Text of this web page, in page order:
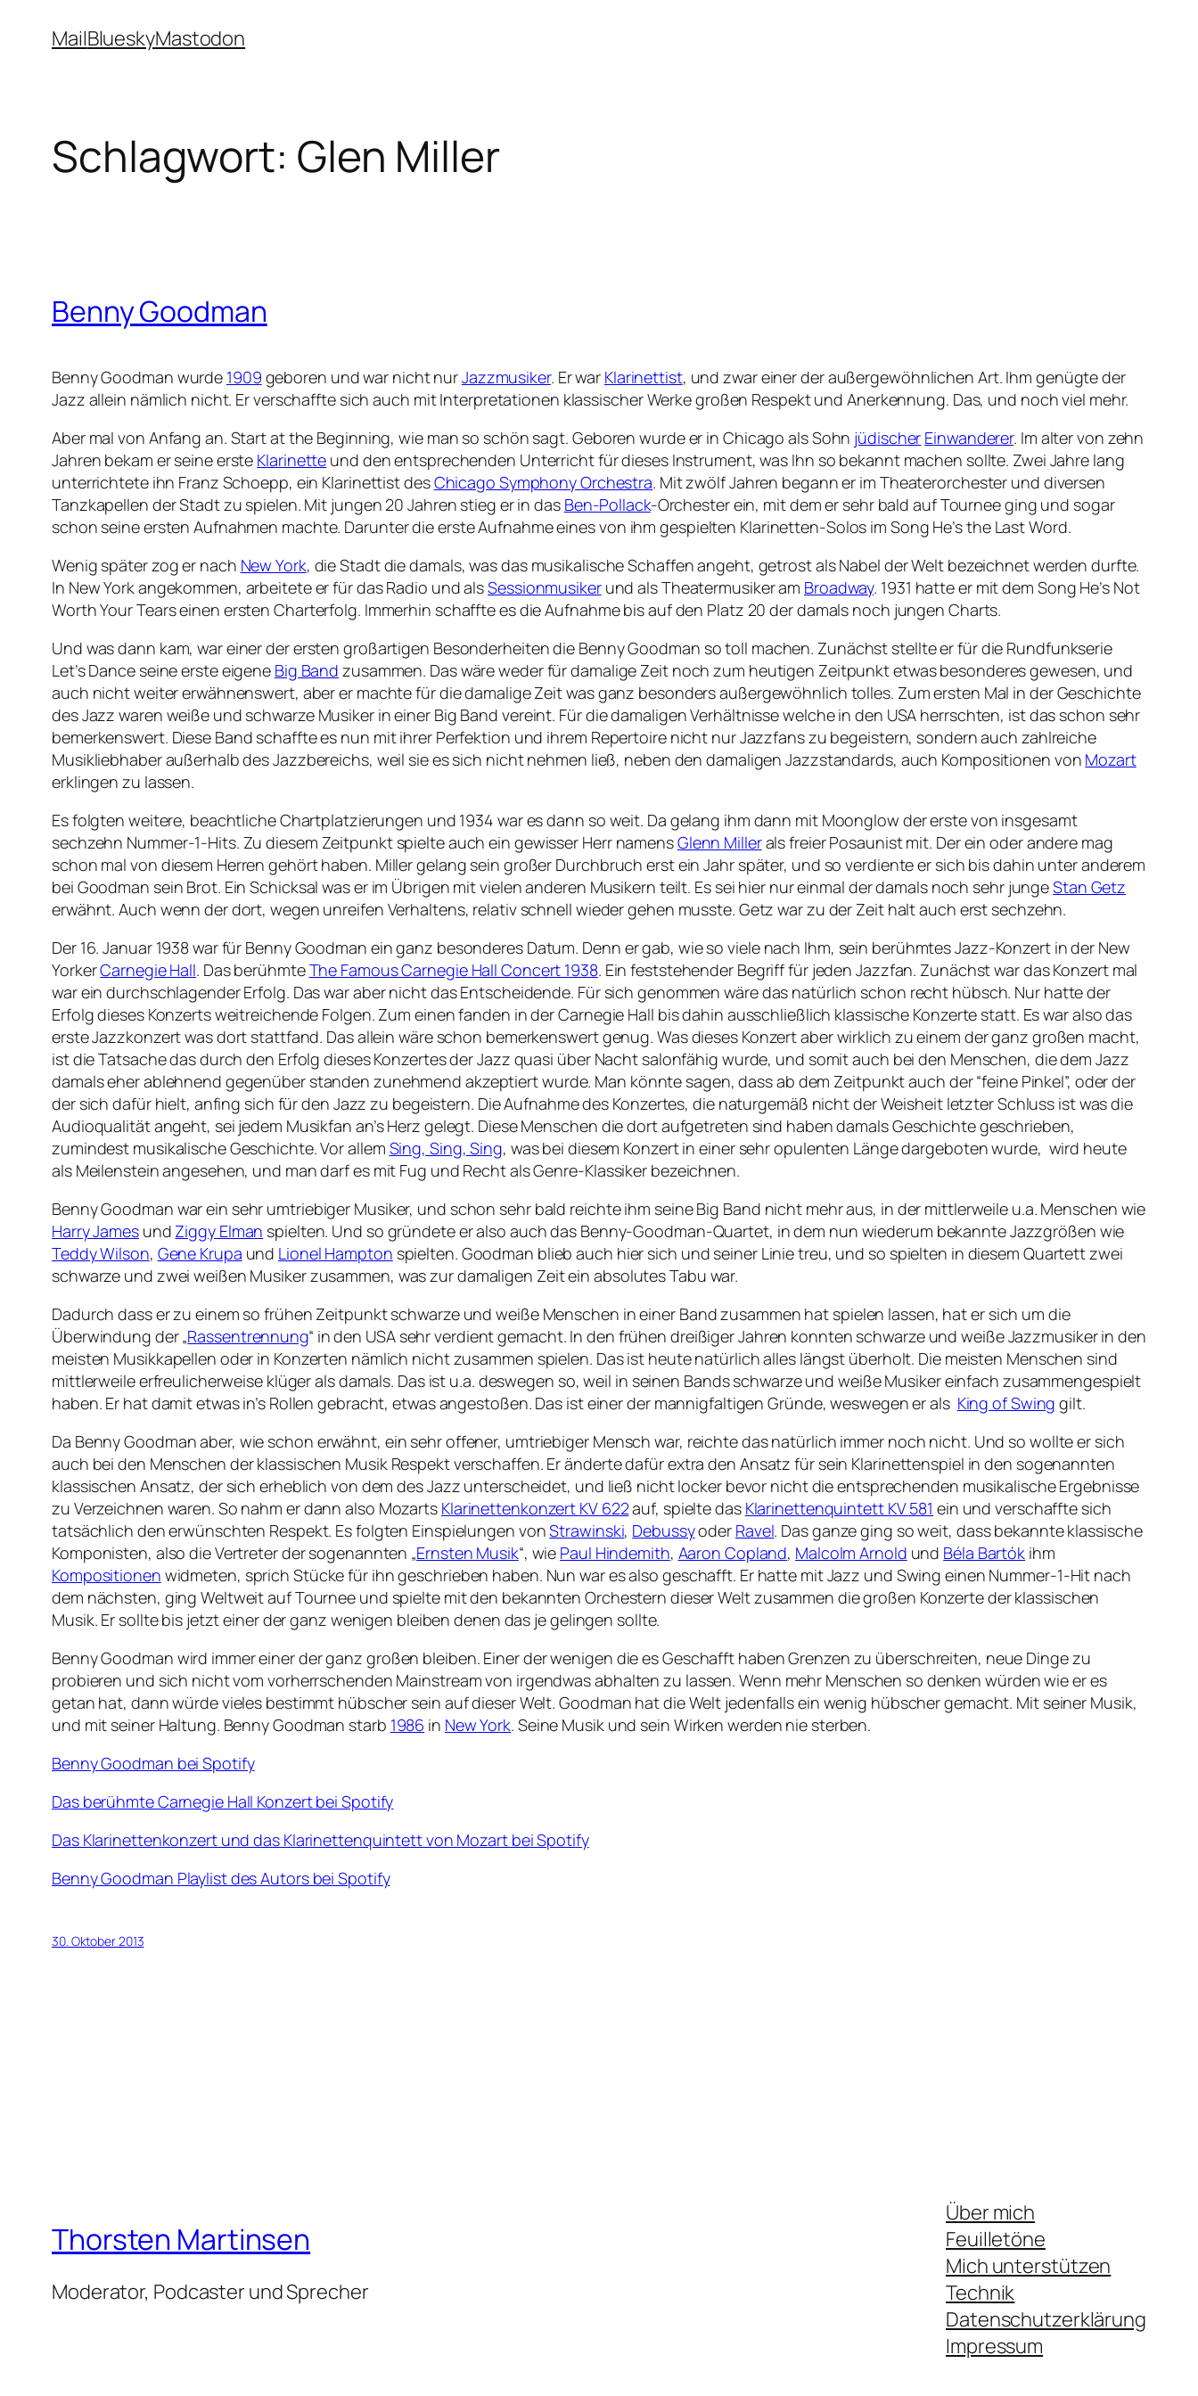
InhaltMailBlueskyMastodon
Schlagwort: Glen Miller
Benny Goodman
Benny Goodman wurde 1909 geboren und war nicht nurJazzmusiker. Er war Klarinettist, und zwar einer der außergewöhnlichen Art. Ihm genügte der
Jazz allein nämlich nicht. Er verschaffte sich auch mit Interpretationen klassischer Werke großen Respekt und Anerkennung. Das, und noch viel mehr.
Aber mal von Anfang an. Start at the Beginning, wie man so schön sagt. Geboren wurde er in Chicago als Sohn jüdischer Einwanderer. Im alter von zehn
Jahren bekam er seine erste Klarinette und den entsprechenden Unterricht für dieses Instrument, was Ihn so bekannt machen sollte. Zwei Jahre lang
unterrichtete ihn Franz Schoepp, ein Klarinettist desChicago Symphony Orchestra. Mit zwölf Jahren begann er im Theaterorchester und diversen
Tanzkapellen der Stadt zu spielen. Mit jungen 20 Jahren stieg er in das Ben-Pollack-Orchester ein, mit dem er sehr bald auf Tournee ging und sogar
schon seine ersten Aufnahmen machte. Darunter die erste Aufnahme eines von ihm gespielten Klarinetten-Solos im Song He’s the Last Word.
Wenig später zog er nach New York, die Stadt die damals, was das musikalische Schaffen angeht, getrost als Nabel der Welt bezeichnet werden durfte.
In New York angekommen, arbeitete er für das Radio und alsSessionmusikerund als Theatermusiker am Broadway. 1931 hatte er mit dem Song He’s Not
Worth Your Tearseinen ersten Charterfolg. Immerhin schaffte es die Aufnahme bis auf den Platz 20 der damals noch jungen Charts.
Und was dann kam, war einer der ersten großartigen Besonderheiten die Benny Goodman so toll machen. Zunächst stellte er für die Rundfunkserie
Let’s Danceseine erste eigene Big Band zusammen. Das wäre weder für damalige Zeit noch zum heutigen Zeitpunkt etwas besonderes gewesen, und
auch nicht weiter erwähnenswert, aber er machte für die damalige Zeit was ganz besonders außergewöhnlich tolles. Zum ersten Mal in der Geschichte
des Jazz waren weiße und schwarze Musiker in einer Big Band vereint. Für die damaligen Verhältnisse welche in den USA herrschten, ist das schon sehr
bemerkenswert. Diese Band schaffte es nun mit ihrer Perfektion und ihrem Repertoire nicht nur Jazzfans zu begeistern, sondern auch zahlreiche
Musikliebhaber außerhalb des Jazzbereichs, weil sie es sich nicht nehmen ließ, neben den damaligen Jazzstandards, auch Kompositionen von Mozart
erklingen zu lassen.
Es folgten weitere, beachtliche Chartplatzierungen und 1934 war es dann so weit. Da gelang ihm dann mit Moonglow der erste von insgesamt
sechzehn Nummer-1-Hits. Zu diesem Zeitpunkt spielte auch ein gewisser Herr namensGlenn Millerals freier Posaunist mit. Der ein oder andere mag
schon mal von diesem Herren gehört haben. Miller gelang sein großer Durchbruch erst ein Jahr später, und so verdiente er sich bis dahin unter anderem
bei Goodman sein Brot. Ein Schicksal was er im Übrigen mit vielen anderen Musikern teilt. Es sei hier nur einmal der damals noch sehr jungeStan Getz
erwähnt. Auch wenn der dort, wegen unreifen Verhaltens, relativ schnell wieder gehen musste. Getz war zu der Zeit halt auch erst sechzehn.
Der 16. Januar 1938 war für Benny Goodman ein ganz besonderes Datum. Denn er gab, wie so viele nach Ihm, sein berühmtes Jazz-Konzert in der New
YorkerCarnegie Hall. Das berühmteThe Famous Carnegie Hall Concert 1938. Ein feststehender Begriff für jeden Jazzfan. Zunächst war das Konzert mal
war ein durchschlagender Erfolg. Das war aber nicht das Entscheidende. Für sich genommen wäre das natürlich schon recht hübsch. Nur hatte der
Erfolg dieses Konzerts weitreichende Folgen. Zum einen fanden in der Carnegie Hall bis dahin ausschließlich klassische Konzerte statt. Es war also das
erste Jazzkonzert was dort stattfand. Das allein wäre schon bemerkenswert genug. Was dieses Konzert aber wirklich zu einem der ganz großen macht,
ist die Tatsache das durch den Erfolg dieses Konzertes der Jazz quasi über Nacht salonfähig wurde, und somit auch bei den Menschen, die dem Jazz
damals eher ablehnend gegenüber standen zunehmend akzeptiert wurde. Man könnte sagen, dass ab dem Zeitpunkt auch der “feine Pinkel”, oder der
der sich dafür hielt, anfing sich für den Jazz zu begeistern. Die Aufnahme des Konzertes, die naturgemäß nicht der Weisheit letzter Schluss ist was die
Audioqualität angeht, sei jedem Musikfan an’s Herz gelegt. Diese Menschen die dort aufgetreten sind haben damals Geschichte geschrieben,
zumindest musikalische Geschichte. Vor allem Sing, Sing, Sing, was bei diesem Konzert in einer sehr opulenten Länge dargeboten wurde, wird heute
als Meilenstein angesehen, und man darf es mit Fug und Recht als Genre-Klassiker bezeichnen.
Benny Goodman war ein sehr umtriebiger Musiker, und schon sehr bald reichte ihm seine Big Band nicht mehr aus, in der mittlerweile u.a. Menschen wie
Harry Jamesund Ziggy Elman spielten. Und so gründete er also auch das Benny-Goodman-Quartet, in dem nun wiederum bekannte Jazzgrößen wie
Teddy Wilson, Gene Krupa und Lionel Hampton spielten. Goodman blieb auch hier sich und seiner Linie treu, und so spielten in diesem Quartett zwei
schwarze und zwei weißen Musiker zusammen, was zur damaligen Zeit ein absolutes Tabu war.
Dadurch dass er zu einem so frühen Zeitpunkt schwarze und weiße Menschen in einer Band zusammen hat spielen lassen, hat er sich um die
Überwindung der „Rassentrennung“ in den USA sehr verdient gemacht. In den frühen dreißiger Jahren konnten schwarze und weiße Jazzmusiker in den
meisten Musikkapellen oder in Konzerten nämlich nicht zusammen spielen. Das ist heute natürlich alles längst überholt. Die meisten Menschen sind
mittlerweile erfreulicherweise klüger als damals. Das ist u.a. deswegen so, weil in seinen Bands schwarze und weiße Musiker einfach zusammengespielt
haben. Er hat damit etwas in’s Rollen gebracht, etwas angestoßen. Das ist einer der mannigfaltigen Gründe, weswegen er als King of Swing gilt.
Da Benny Goodman aber, wie schon erwähnt, ein sehr offener, umtriebiger Mensch war, reichte das natürlich immer noch nicht. Und so wollte er sich
auch bei den Menschen der klassischen Musik Respekt verschaffen. Er änderte dafür extra den Ansatz für sein Klarinettenspiel in den sogenannten
klassischen Ansatz, der sich erheblich von dem des Jazz unterscheidet, und ließ nicht locker bevor nicht die entsprechenden musikalische Ergebnisse
zu Verzeichnen waren. So nahm er dann also Mozarts Klarinettenkonzert KV 622auf, spielte das Klarinettenquintett KV 581 ein und verschaffte sich
tatsächlich den erwünschten Respekt. Es folgten Einspielungen vonStrawinski, Debussyoder Ravel. Das ganze ging so weit, dass bekannte klassische
Komponisten, also die Vertreter der sogenannten „Ernsten Musik“, wie Paul Hindemith, Aaron Copland, Malcolm Arnold und Béla Bartók ihm
Kompositionen widmeten, sprich Stücke für ihn geschrieben haben. Nun war es also geschafft. Er hatte mit Jazz und Swing einen Nummer-1-Hit nach
dem nächsten, ging Weltweit auf Tournee und spielte mit den bekannten Orchestern dieser Welt zusammen die großen Konzerte der klassischen
Musik. Er sollte bis jetzt einer der ganz wenigen bleiben denen das je gelingen sollte.
Benny Goodman wird immer einer der ganz großen bleiben. Einer der wenigen die es Geschafft haben Grenzen zu überschreiten, neue Dinge zu
probieren und sich nicht vom vorherrschenden Mainstream von irgendwas abhalten zu lassen. Wenn mehr Menschen so denken würden wie er es
getan hat, dann würde vieles bestimmt hübscher sein auf dieser Welt. Goodman hat die Welt jedenfalls ein wenig hübscher gemacht. Mit seiner Musik,
und mit seiner Haltung. Benny Goodman starb 1986 in New York. Seine Musik und sein Wirken werden nie sterben.
Benny Goodman bei Spotify
Das berühmte Carnegie Hall Konzert bei Spotify
Das Klarinettenkonzert und das Klarinettenquintett von Mozart bei Spotify
Benny Goodman Playlist des Autors bei Spotify
30. Oktober 2013
Thorsten Martinsen
Moderator, Podcaster und Sprecher
Über mich
Feuilletöne
Mich unterstützen
Technik
Datenschutzerklärung
Impressum